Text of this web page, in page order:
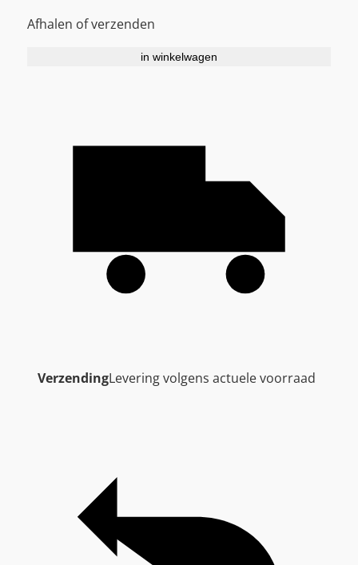
Afhalen of verzenden
in winkelwagen
VerzendingLevering volgens actuele voorraad